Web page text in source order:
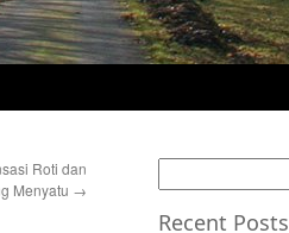
Roti dan
Menyatu →
Recent Posts